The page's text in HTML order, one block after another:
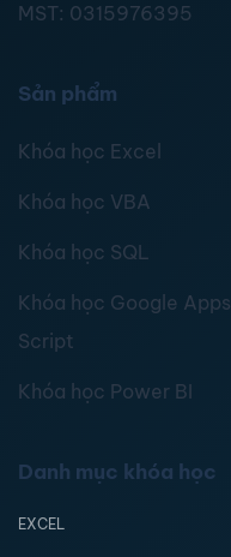
MST: 0315976395
Sản phẩm
Khóa học Excel
Khóa học VBA
Khóa học SQL
Khóa học Google Apps
Script
Khóa học Power BI
Danh mục khóa học
EXCEL